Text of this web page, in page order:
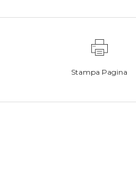
Stampa Pagina